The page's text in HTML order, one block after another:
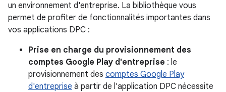
un environnement d'entreprise. La bibliothèque vous
permet de profiter de fonctionnalités importantes dans
vos applications DPC :
Prise en charge du provisionnement des
comptes Google Play d'entreprise : le
provisionnement des comptes Google Play
d'entreprise à partir de l'application DPC nécessite